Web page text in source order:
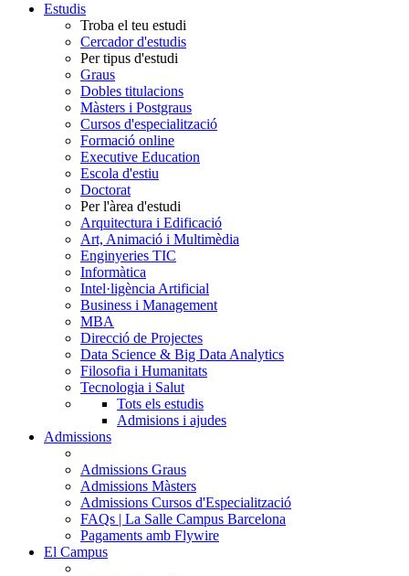
Estudis
Troba el teu estudi
Cercador d'estudis
Per tipus d'estudi
Graus
Dobles titulacions
Màsters i Postgraus
Cursos d'especialització
Formació online
Executive Education
Escola d'estiu
Doctorat
Per l'àrea d'estudi
Arquitectura i Edificació
Art, Animació i Multimèdia
Enginyeries TIC
Informàtica
Intel·ligència Artificial
Business i Management
MBA
Direcció de Projectes
Data Science & Big Data Analytics
Filosofia i Humanitats
Tecnologia i Salut
Tots els estudis
Admisions i ajudes
Admissions
Admissions Graus
Admissions Màsters
Admissions Cursos d'Especialització
FAQs | La Salle Campus Barcelona
Pagaments amb Flywire
El Campus